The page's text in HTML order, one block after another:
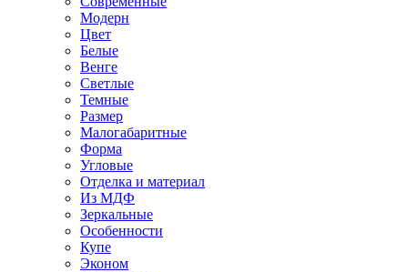
Модерн
Цвет
Белые
Венге
Светлые
Темные
Размер
Малогабаритные
Форма
Угловые
Отделка и материал
Из МДФ
Зеркальные
Особенности
Купе
Эконом